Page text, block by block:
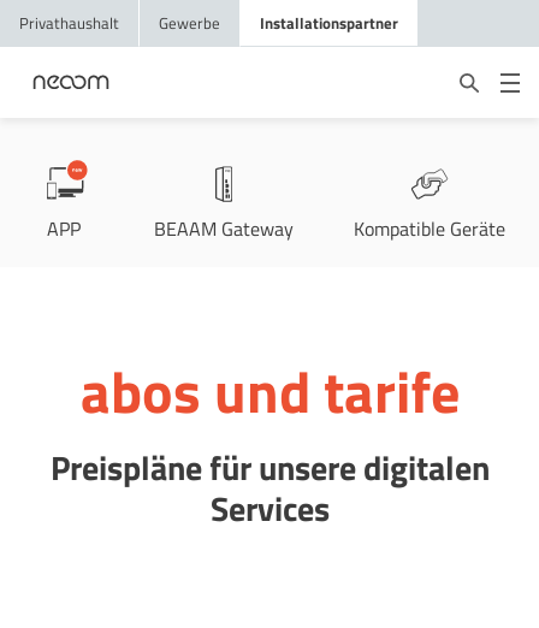
Privathaushalt Gewerbe Installationspartner
APP BEAAM Gateway Kompatible Geräte
abos und tarife
Preispläne für unsere digitalen
Services